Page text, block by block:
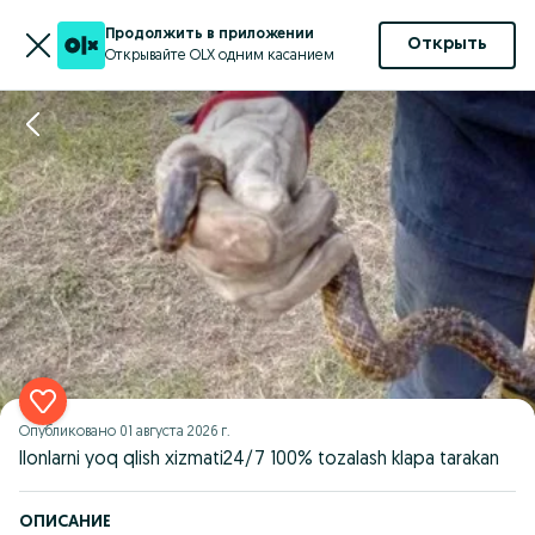
Продолжить в приложении
Открывайте OLX одним касанием
Открыть
Опубликовано 01 августа 2026 г.
Ilonlarni yoq qlish xizmati24/7 100% tozalash klapa tarakan
ОПИСАНИЕ